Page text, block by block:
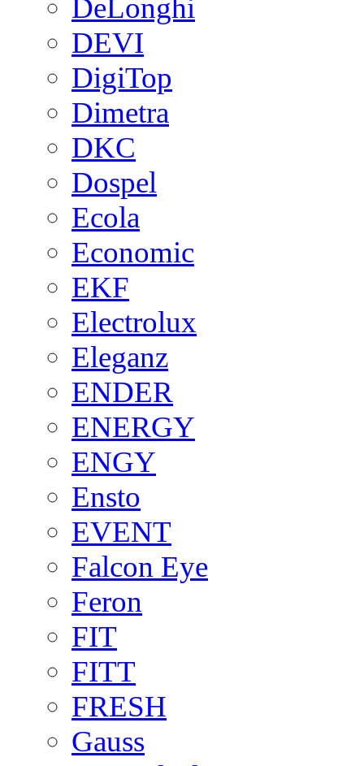
DeLonghi
DEVI
DigiTop
Dimetra
DKC
Dospel
Ecola
Economic
EKF
Electrolux
Eleganz
ENDER
ENERGY
ENGY
Ensto
EVENT
Falcon Eye
Feron
FIT
FITT
FRESH
Gauss